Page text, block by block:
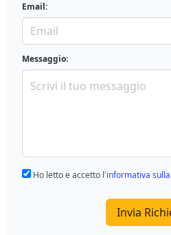
Email:
Messaggio:
Ho letto e accetto l'informativa
Invia